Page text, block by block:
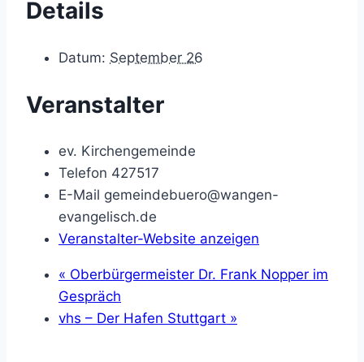
Details
Datum: September 26
Veranstalter
ev. Kirchengemeinde
Telefon 427517
E-Mail gemeindebuero@wangen-
evangelisch.de
Veranstalter-Website anzeigen
« Oberbürgermeister Dr. Frank Nopper im
Gespräch
vhs – Der Hafen Stuttgart »